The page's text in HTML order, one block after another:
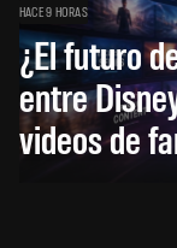
HACE 9 HORAS
¿El futuro
entre
videos de